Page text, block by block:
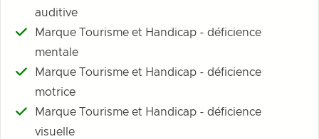
auditive
Marque Tourisme et Handicap - déficience
mentale
Marque Tourisme et Handicap - déficience
motrice
Marque Tourisme et Handicap - déficience
visuelle